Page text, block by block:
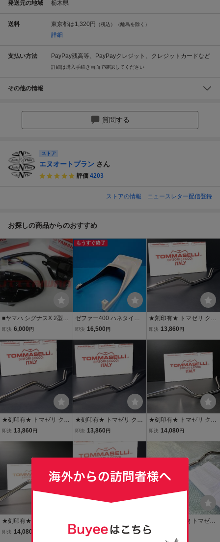
発送元の地域 栃木県
送料 東京都は1,320円 （税込）（離島を除く）
詳細
支払い方法 PayPay残高等、PayPayクレジット、クレジットカードなど
詳細は購入手続き画面で確認してください
その他の情報
質問する
ストア
エヌオートプラン さん
評価 4203
ストアの情報 ニュースレター配信登録
お探しの商品からのおすすめ
■ヤマハ シグナスX 2型
4C6/1CJ ライトON/OF
黒 新品
即決 6,000 円
もうすぐ終了
ゼファー400 ハネタイプ
テール テールカウル ZEP
キ TSH製
即決 16,500 円
★刻印有★ トマゼリ クロ
ーム 22Φ ハンドル ミドル
ティ 当時 ハリケーン CB
即決 13,860 円
★刻印有★ トマゼリ クロ
ーム 22Φハンドル ローty
B R Z X J G S
即決 13,860 円
★刻印有★ トマゼリ クロ
ーム 22Φハンドル ローty
LI コニー マルゾッキ タロ
ッティ 当時 CB R Z X J G
即決 13,860 円
★刻印有★ トマゼリ クロ
ーム 22Φ ハンドル カスタ
タロッティ 当時 CB R Z X
即決 14,080 円
★刻印有★ トマゼリ クロ
ーム 22Φ ハンドル カスタ
即決 14,080
ーム 22Φ ハンドル ロータ
イプ 0226 検）TOMMAS
即決 13,860円
T-006 新品 本物 トマゼリ
ロータイプ ハンドル Z1 Z
2 KZ900 KZ1000 Z750FX
現在